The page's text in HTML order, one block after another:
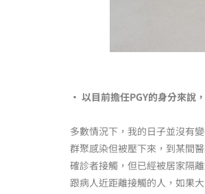
‧ 以目前擔任PGY的身分來說
多數情況下，我的日子並沒有
群聚感染但被壓下來，到某間
確診者接觸，但已經被居家隔
跟病人近距離接觸的人，如果